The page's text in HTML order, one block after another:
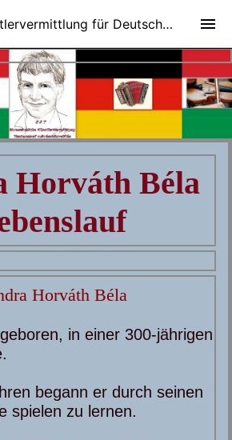
Horváth Béla
Horváth Béla
in einer 300-jährigen
begann er durch seinen
spielen zu lernen.
Ehrenamtliche Künstlervermittlung für Deutsch-Ungarische Veranstaltungen